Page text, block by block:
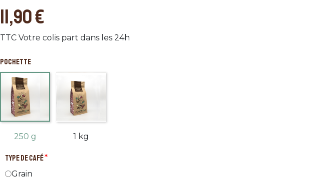
11,90 €
TTC Votre colis part dans les 24h
POCHETTE
250 g 1 kg
TYPE DE CAFÉ*
Grain